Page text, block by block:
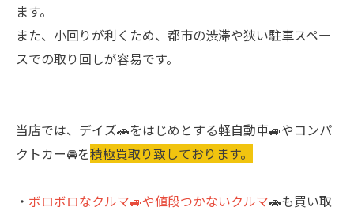
ます。
また、小回りが利くため、都市の渋滞や狭い駐車スペー
スでの取り回しが容易です。
当店では、デイズ🚗をはじめとする軽自動車🚙やコンパ
クトカー🚘を積極買取り致しております。
・ ボロボロなクルマ🚙や値段つかないクルマ🚗も買い取